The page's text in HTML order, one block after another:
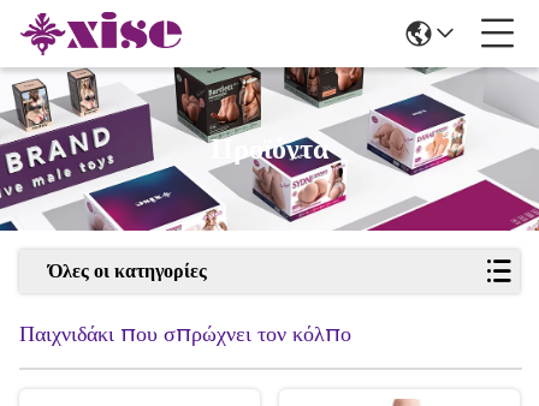
Προϊόντα
Όλες οι κατηγορίες
Παιχνιδάκι που σπρώχνει τον κόλπο